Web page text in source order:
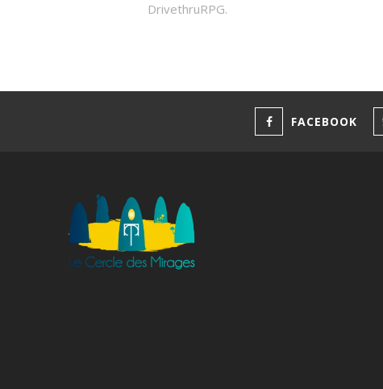
DrivethruRPG.
FACEBOOK